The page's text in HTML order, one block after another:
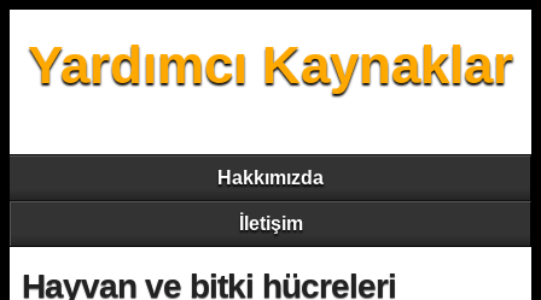
Yardımcı Kaynaklar
Hakkımızda
İletişim
Hayvan ve bitki hücreleri